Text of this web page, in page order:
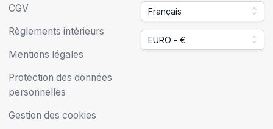
CGV
Règlements intérieurs
Mentions légales
Protection des données
personnelles
Gestion des cookies
Français
EURO - €